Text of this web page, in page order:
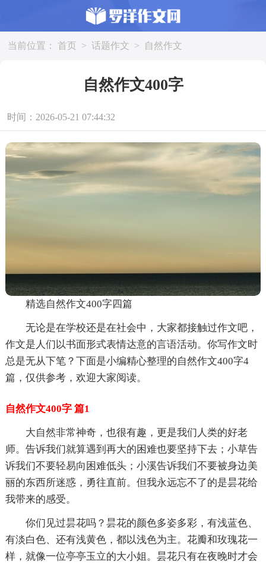
当前位置： 首页 > 话题作文 > 自然作文
自然作文400字
时间：2026-05-21 07:44:32
精选自然作文400字四篇
无论是在学校还是在社会中，大家都接触过作文吧，
作文是人们以书面形式表情达意的言语活动。你写作文时
总是无从下笔？下面是小编精心整理的自然作文400字4
篇，仅供参考，欢迎大家阅读。
自然作文400字 篇1
大自然非常神奇，也很有趣，更是我们人类的好老
师。告诉我们就算遇到再大的困难也要坚持下去；小草告
诉我们不要轻易向困难低头；小溪告诉我们不要被身边美
丽的东西所迷惑，勇往直前。但我永远忘不了的是昙花给
我带来的感受。
你们见过昙花吗？昙花的颜色多姿多彩，有浅蓝色、
有淡白色、还有浅黄色，都以浅色为主。花瓣和玫瑰花一
样，就像一位亭亭玉立的大小姐。昙花只有在夜晚时才会